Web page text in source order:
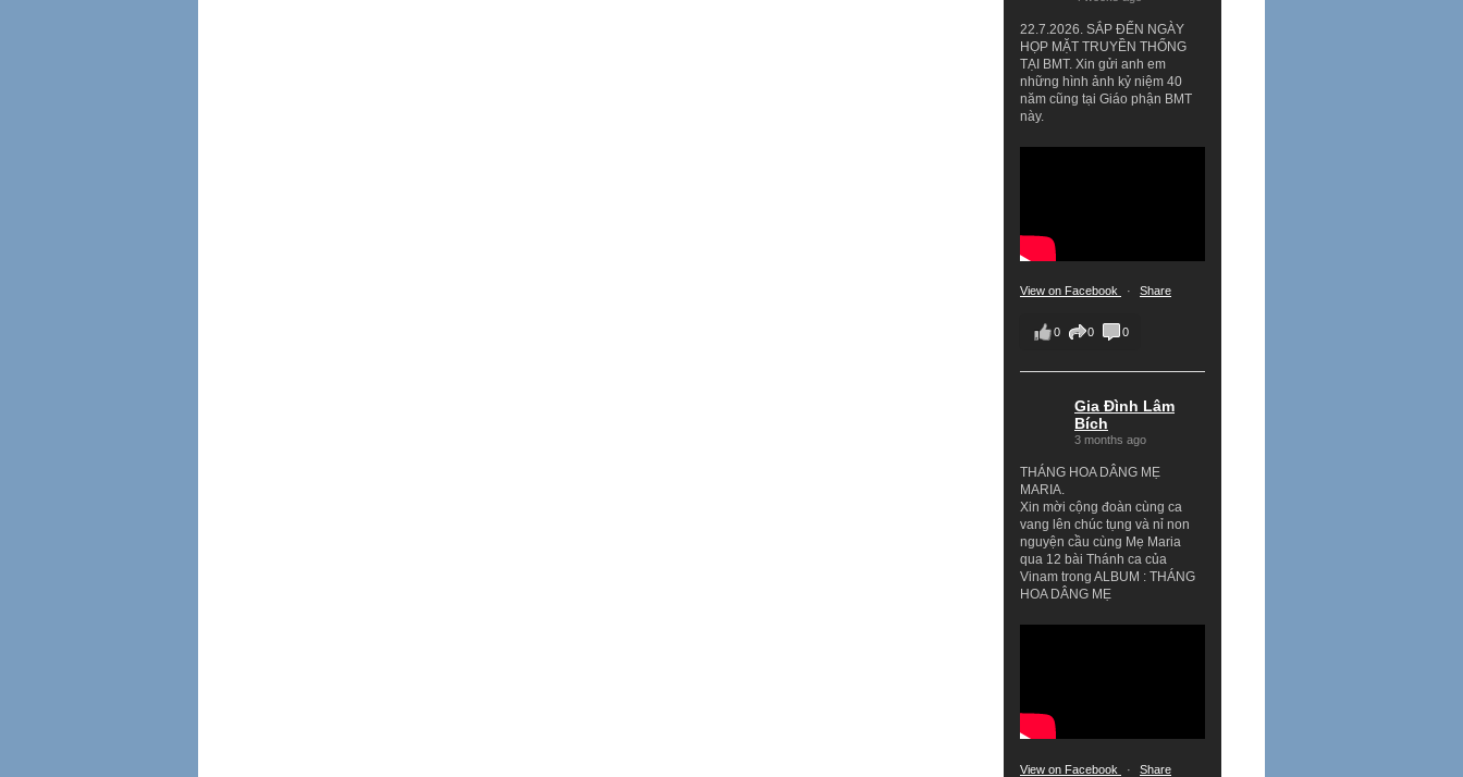
22.7.2026. SẮP ĐẾN NGÀY
HỌP MẶT TRUYỀN THỐNG
TẠI BMT. Xin gửi anh em
những hình ảnh kỷ niệm 40
năm cũng tại Giáo phận BMT
này.
View on Facebook · Share
0 0 0
Gia Đình Lâm
Bích
3 months ago
THÁNG HOA DÂNG MẸ
MARIA.
Xin mời cộng đoàn cùng ca
vang lên chúc tụng và nỉ non
nguyện cầu cùng Mẹ Maria
qua 12 bài Thánh ca của
Vinam trong ALBUM : THÁNG
HOA DÂNG MẸ
View on Facebook · Share